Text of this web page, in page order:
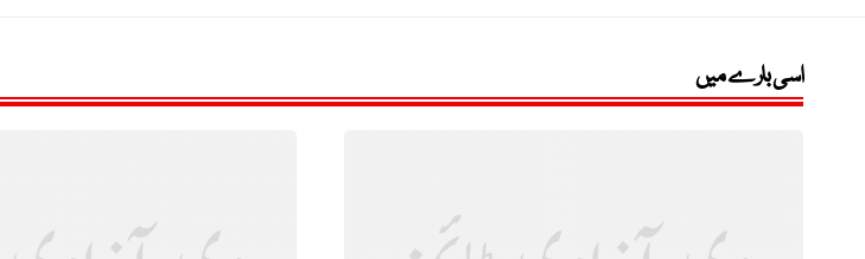
اسی بارے میں